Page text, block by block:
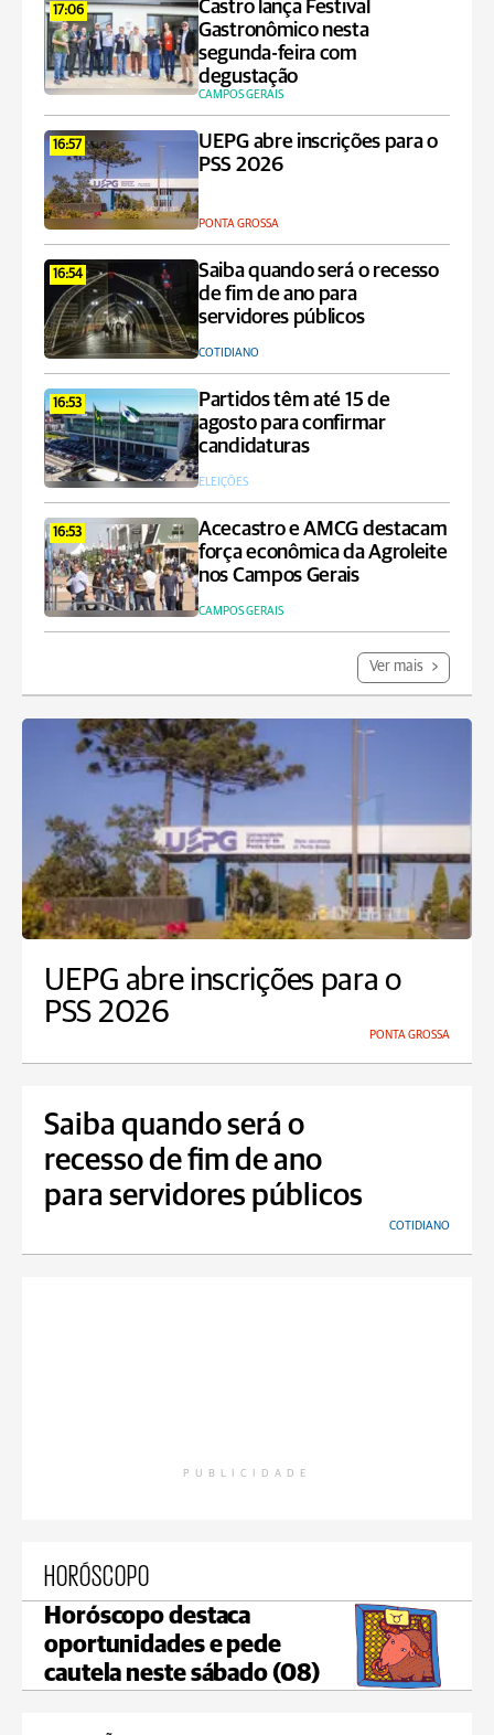
17:06
Castro lança Festival
Gastronômico nesta
segunda-feira com
degustação
CAMPOS GERAIS
16:57
UEPG abre inscrições para o
PSS 2026
PONTA GROSSA
16:54
Saiba quando será o recesso
de fim de ano para
servidores públicos
COTIDIANO
16:53
Partidos têm até 15 de
agosto para confirmar
candidaturas
ELEIÇÕES
16:53
Acecastro e AMCG destacam
força econômica da Agroleite
nos Campos Gerais
CAMPOS GERAIS
Ver mais
UEPG abre inscrições para o
PSS 2026
PONTA GROSSA
Saiba quando será o
recesso de fim de ano
para servidores públicos
COTIDIANO
PUBLICIDADE
HORÓSCOPO
Horóscopo destaca
oportunidades e pede
cautela neste sábado (08)